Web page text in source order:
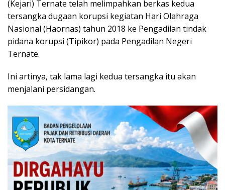
(Kejari) Ternate telah melimpahkan berkas kedua
tersangka dugaan korupsi kegiatan Hari Olahraga
Nasional (Haornas) tahun 2018 ke Pengadilan tindak
pidana korupsi (Tipikor) pada Pengadilan Negeri
Ternate.
Ini artinya, tak lama lagi kedua tersangka itu akan
menjalani persidangan.